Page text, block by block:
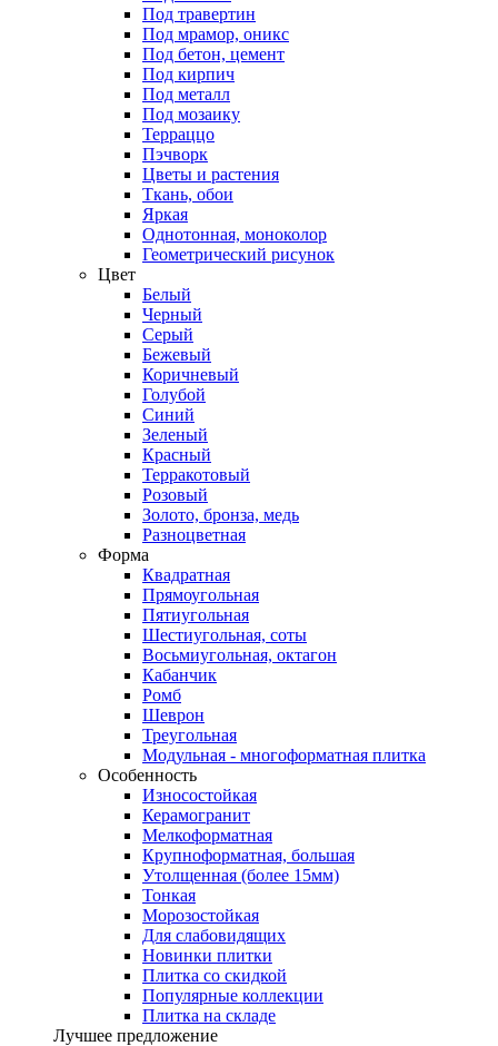
Под травертин
Под мрамор, оникс
Под бетон, цемент
Под кирпич
Под металл
Под мозаику
Терраццо
Пэчворк
Цветы и растения
Ткань, обои
Яркая
Однотонная, моноколор
Геометрический рисунок
Цвет
Белый
Черный
Серый
Бежевый
Коричневый
Голубой
Синий
Зеленый
Красный
Терракотовый
Розовый
Золото, бронза, медь
Разноцветная
Форма
Квадратная
Прямоугольная
Пятиугольная
Шестиугольная, соты
Восьмиугольная, октагон
Кабанчик
Ромб
Шеврон
Треугольная
Модульная - многоформатная плитка
Особенность
Износостойкая
Керамогранит
Мелкоформатная
Крупноформатная, большая
Утолщенная (более 15мм)
Тонкая
Морозостойкая
Для слабовидящих
Новинки плитки
Плитка со скидкой
Популярные коллекции
Плитка на складе
Лучшее предложение